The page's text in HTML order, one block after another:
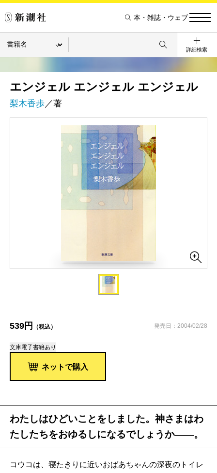
本・雑誌・ウェブ
詳細検索
エンジェル エンジェル エンジェル
梨木香歩／著
539円 （税込） 発売日：2004/02/28
文庫電子書籍あり
ネットで購入
わたしはひどいことをしました。神さまはわ
たしたちをおゆるしになるでしょうか――。
コウコは、寝たきりに近いおばあちゃんの深夜のトイレ